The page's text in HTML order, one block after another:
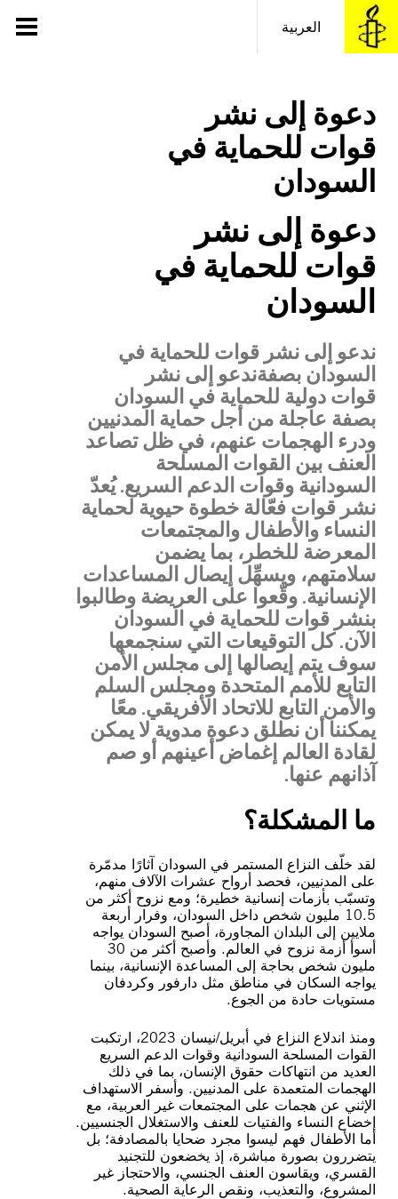
العربية
تخطى
إلى
المحتوى
دعوة إلى نشر
قوات للحماية في
السودان
دعوة إلى نشر
قوات للحماية في
السودان
ندعو إلى نشر قوات للحماية في
السودان بصفةندعو إلى نشر
قوات دولية للحماية في السودان
بصفة عاجلة من أجل حماية المدنيين
ودرء الهجمات عنهم، في ظل تصاعد
العنف بين القوات المسلحة
السودانية وقوات الدعم السريع. يُعدّ
نشر قوات فعّالة خطوة حيوية لحماية
النساء والأطفال والمجتمعات
المعرضة للخطر، بما يضمن
سلامتهم، ويسهِّل إيصال المساعدات
الإنسانية. وقّعوا على العريضة وطالبوا
بنشر قوات للحماية في السودان
الآن. كل التوقيعات التي سنجمعها
سوف يتم إيصالها إلى مجلس الأمن
التابع للأمم المتحدة ومجلس السلم
والأمن التابع للاتحاد الأفريقي. معًا
يمكننا أن نطلق دعوة مدوية لا يمكن
لقادة العالم إغماض أعينهم أو صم
آذانهم عنها.
ما المشكلة؟
لقد خلّف النزاع المستمر في السودان آثارًا مدمّرة
على المدنيين، فحصد أرواح عشرات الآلاف منهم،
وتسبّب بأزمات إنسانية خطيرة؛ ومع نزوح أكثر من
10.5 مليون شخص داخل السودان، وفرار أربعة
ملايين إلى البلدان المجاورة، أصبح السودان يواجه
أسوأ أزمة نزوح في العالم. وأصبح أكثر من 30
مليون شخص بحاجة إلى المساعدة الإنسانية، بينما
يواجه السكان في مناطق مثل دارفور وكردفان
مستويات حادة من الجوع.
ومنذ اندلاع النزاع في أبريل/نيسان 2023، ارتكبت
القوات المسلحة السودانية وقوات الدعم السريع
العديد من انتهاكات حقوق الإنسان، بما في ذلك
الهجمات المتعمدة على المدنيين. وأسفر الاستهداف
الإثني عن هجمات على المجتمعات غير العربية، مع
إخضاع النساء والفتيات للعنف والاستغلال الجنسيين.
أما الأطفال فهم ليسوا مجرد ضحايا بالمصادفة؛ بل
يتضررون بصورة مباشرة، إذ يخضعون للتجنيد
القسري، ويقاسون العنف الجنسي، والاحتجاز غير
المشروع، والتعذيب، ونقص الرعاية الصحية.